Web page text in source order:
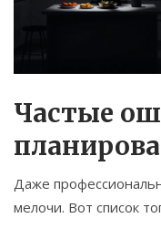
Частые
Даже
мелочи. Вот список